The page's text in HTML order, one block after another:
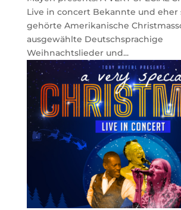
Live in concert Bekannte und eher
gehörte Amerikanische
ausgewählte Deutschsprachige
Weihnachtslieder und...